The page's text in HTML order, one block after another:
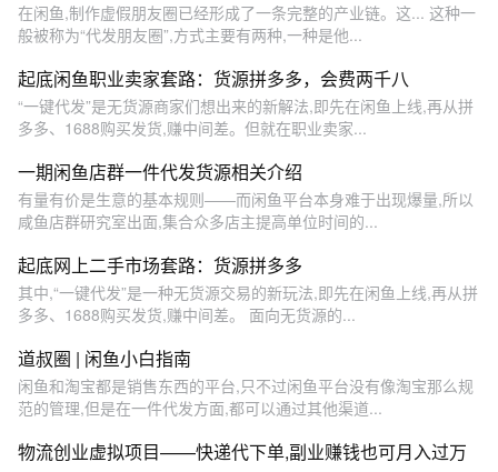
在闲鱼,制作虚假朋友圈已经形成了一条完整的产业链。这... 这种一
般被称为“代发朋友圈”,方式主要有两种,一种是他...
起底闲鱼职业卖家套路：货源拼多多，会费两千八
“一键代发”是无货源商家们想出来的新解法,即先在闲鱼上线,再从拼
多多、1688购买发货,赚中间差。但就在职业卖家...
一期闲鱼店群一件代发货源相关介绍
有量有价是生意的基本规则——而闲鱼平台本身难于出现爆量,所以
咸鱼店群研究室出面,集合众多店主提高单位时间的...
起底网上二手市场套路：货源拼多多
其中,“一键代发”是一种无货源交易的新玩法,即先在闲鱼上线,再从拼
多多、1688购买发货,赚中间差。 面向无货源的...
道叔圈 | 闲鱼小白指南
闲鱼和淘宝都是销售东西的平台,只不过闲鱼平台没有像淘宝那么规
范的管理,但是在一件代发方面,都可以通过其他渠道...
物流创业虚拟项目——快递代下单,副业赚钱也可月入过万